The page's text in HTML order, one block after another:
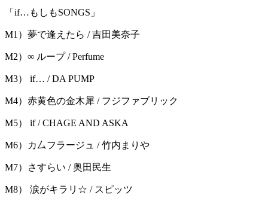
「if…もしもSONGS」
M1）夢で逢えたら / 吉田美奈子
M2）∞ ループ / Perfume
M3） if… / DA PUMP
M4）赤黄色の金木犀 / フジファブリック
M5） if / CHAGE AND ASKA
M6）カ厶フラージュ / 竹内まりや
M7）さすらい / 奥田民生
M8） 涙がキラリ☆ / スピッツ